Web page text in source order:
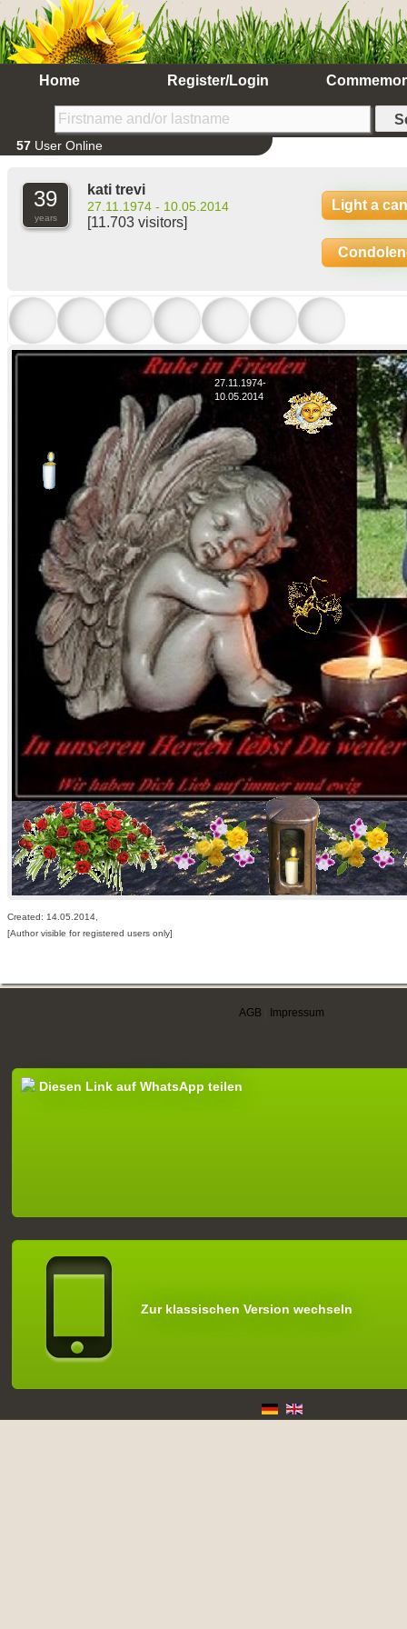
Home Register/Login
57 User Online
39
years
kati trevi
27.11.1974 - 10.05.2014
[11.703 visitors]
Light a
27.11.1974-
10.05.2014
Created: 14.05.2014,
[Author visible for registered users only]
AGB Impressum
Diesen Link auf WhatsApp teilen
Zur klassischen Version wechseln